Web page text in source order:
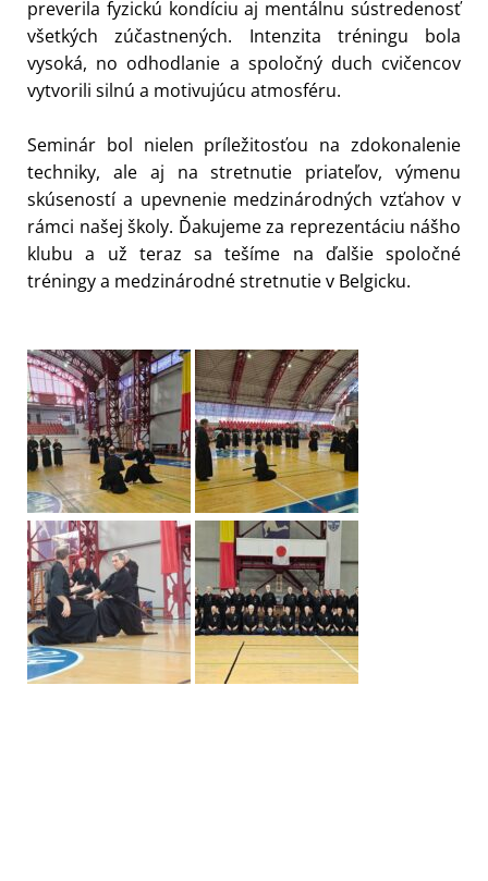
preverila fyzickú kondíciu aj mentálnu sústredenosť
všetkých zúčastnených. Intenzita tréningu bola
vysoká, no odhodlanie a spoločný duch cvičencov
vytvorili silnú a motivujúcu atmosféru.
Seminár bol nielen príležitosťou na zdokonalenie
techniky, ale aj na stretnutie priateľov, výmenu
skúseností a upevnenie medzinárodných vzťahov v
rámci našej školy. Ďakujeme za reprezentáciu nášho
klubu a už teraz sa tešíme na ďalšie spoločné
tréningy a medzinárodné stretnutie v Belgicku.